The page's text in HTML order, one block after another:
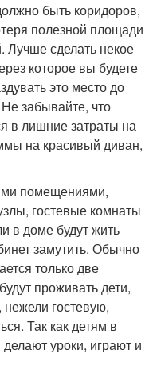
быть коридоров,
полезной площади
сделать некое
которое вы будете
это место до
забывайте, что
в лишние затраты на
на красивый диван,
помещениями,
гостевые комнаты
в доме будут жить
замутить. Обычно
только две
проживать дети,
гостевую,
Так как детям в
уроки, играют и